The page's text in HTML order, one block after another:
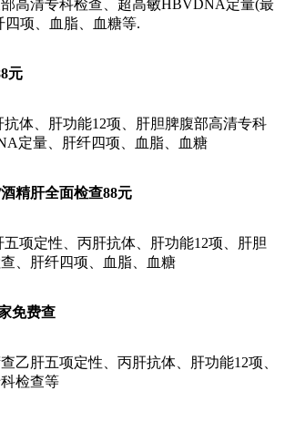
高清专科检查、超高敏HBVDNA定量(最
四项、血脂、血糖等.
元
体、肝功能12项、肝胆脾腹部高清专科
定量、肝纤四项、血脂、血糖
精肝全面检查88元
项定性、丙肝抗体、肝功能12项、肝胆
、肝纤四项、血脂、血糖
免费查
乙肝五项定性、丙肝抗体、肝功能12项、
检查等